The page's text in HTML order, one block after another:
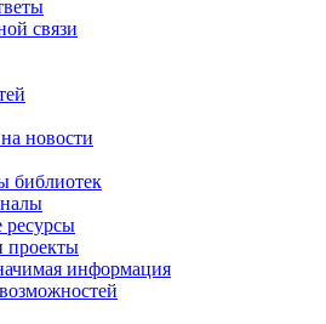
связи
новости
библиотек
ресурсы
проекты
информация